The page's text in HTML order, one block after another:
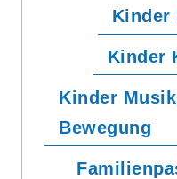
Kinder
Kinder
Kinder
Bewegung